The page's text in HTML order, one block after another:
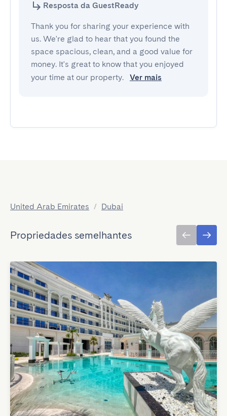
Resposta da GuestReady
Thank you for sharing your experience with
us. We're glad to hear that you found the
space spacious, clean, and a good value for
money. It's great to know that you enjoyed
your time at our property.
Ver mais
United Arab Emirates / Dubai
Propriedades semelhantes